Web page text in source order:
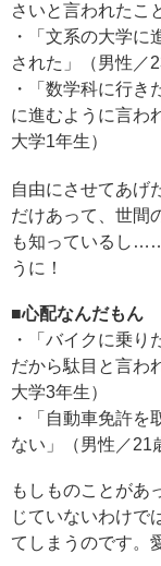
さいと言われたこ
・「文系の大学
された」（男性／
・「数学科に行
に進むように言わ
大学1年生）
自由にさせてあげ
だけあって、世間
も知っているし
うに！
■心配なんだもん
・「バイクに乗
だから駄目と言わ
大学3年生）
・「自動車免許
ない」（男性／21
もしものことが
じていないわけで
てしまうのです。